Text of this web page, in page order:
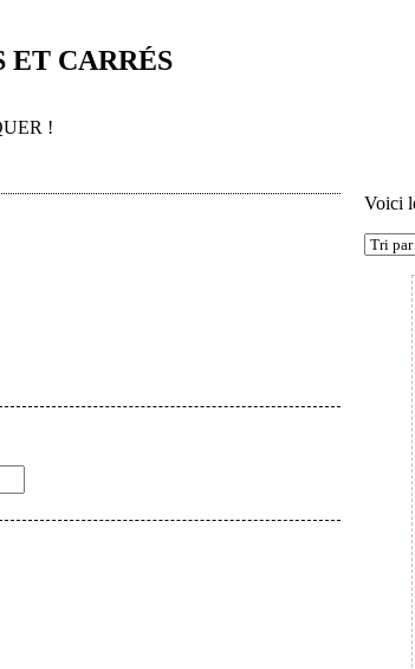
ET CARRÉS
!
Voici